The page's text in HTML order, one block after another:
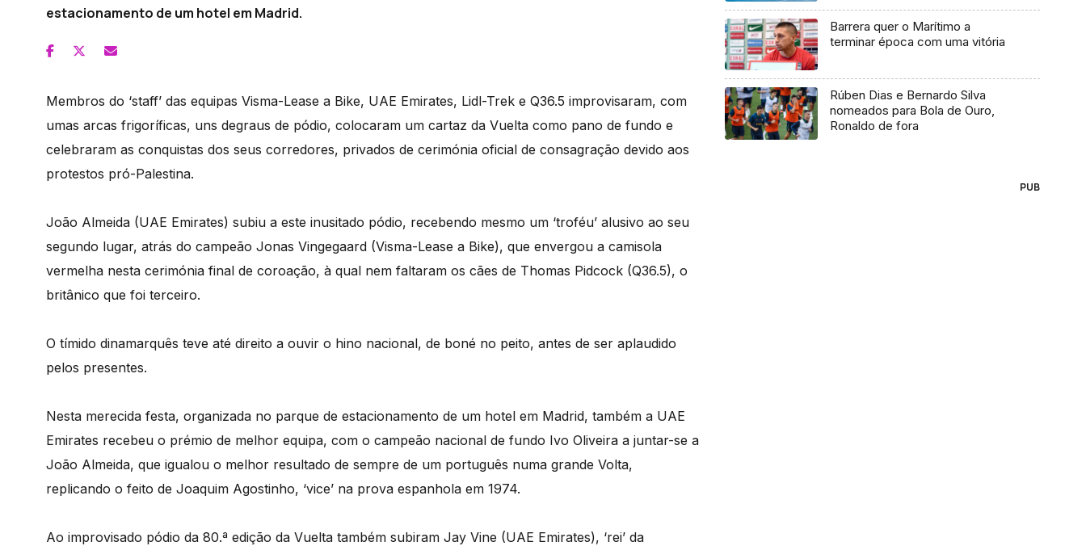
estacionamento de um hotel em Madrid.
Membros do ‘staff’ das equipas Visma-Lease a Bike, UAE Emirates, Lidl-Trek e Q36.5 improvisaram, com
umas arcas frigoríficas, uns degraus de pódio, colocaram um cartaz da Vuelta como pano de fundo e
celebraram as conquistas dos seus corredores, privados de cerimónia oficial de consagração devido aos
protestos pró-Palestina.
João Almeida (UAE Emirates) subiu a este inusitado pódio, recebendo mesmo um ‘troféu’ alusivo ao seu
segundo lugar, atrás do campeão Jonas Vingegaard (Visma-Lease a Bike), que envergou a camisola
vermelha nesta cerimónia final de coroação, à qual nem faltaram os cães de Thomas Pidcock (Q36.5), o
britânico que foi terceiro.
O tímido dinamarquês teve até direito a ouvir o hino nacional, de boné no peito, antes de ser aplaudido
pelos presentes.
Nesta merecida festa, organizada no parque de estacionamento de um hotel em Madrid, também a UAE
Emirates recebeu o prémio de melhor equipa, com o campeão nacional de fundo Ivo Oliveira a juntar-se a
João Almeida, que igualou o melhor resultado de sempre de um português numa grande Volta,
replicando o feito de Joaquim Agostinho, ‘vice’ na prova espanhola em 1974.
Ao improvisado pódio da 80.ª edição da Vuelta também subiram Jay Vine (UAE Emirates), ‘rei’ da
Barrera quer o Marítimo a
terminar época com uma vitória
Rúben Dias e Bernardo Silva
nomeados para Bola de Ouro,
Ronaldo de fora
PUB